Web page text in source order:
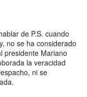
de P.S. cuando
no se ha considerado
presidente Mariano
la veracidad
ni se